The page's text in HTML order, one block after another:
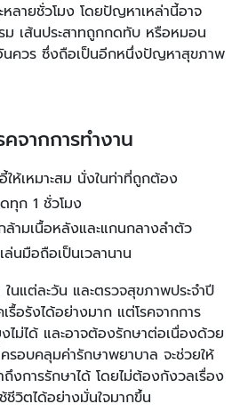
ลายชั่วโมง โดยปัญหาเหล่านี้อาจ
เส้นประสาทถูกกดทับ หรือหมอน
นควร ซึ่งถือเป็นอีกหนึ่งปัญหาสุขภาพ
จากการทำงาน
อี้ให้เหมาะสม นั่งในท่าที่ถูกต้อง
ทุก 1 ชั่วโมง
ามเนื้อหลังและแกนกลางลำตัว
นมือถือเป็นเวลานาน
นแต่ละวัน และตรวจสุขภาพประจําปี
รื้อรังได้อย่างมาก แต่โรคจากการ
ไม่ได้ และอาจต้องรักษาต่อเนื่องด้วย
รอบคลุมค่ารักษาพยาบาล จะช่วยให้
งการรักษาได้ โดยไม่ต้องกังวลเรื่อง
ชีวิตได้อย่างมั่นใจมากขึ้น